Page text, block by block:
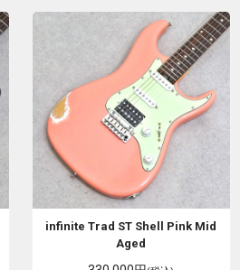
infiniteTrad ST Shell Pink Mid
Aged